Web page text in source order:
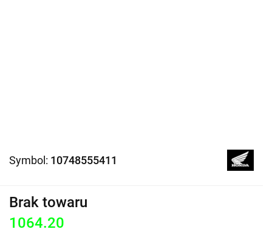
Symbol: 10748555411
Brak towaru
1064.20